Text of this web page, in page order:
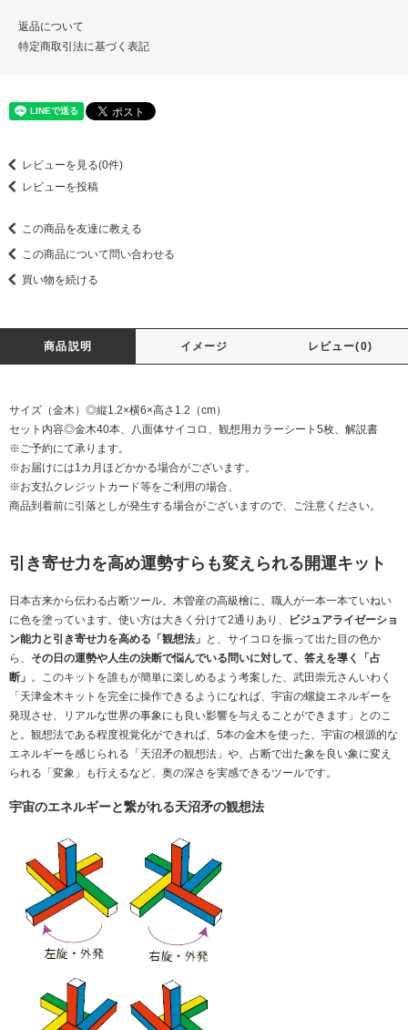
返品について
特定商取引法に基づく表記
レビューを見る(0件)
レビューを投稿
この商品を友達に教える
この商品について問い合わせる
買い物を続ける
商品説明 イメージ レビュー(0)
サイズ（金木）◎縦1.2×横6×高さ1.2（cm）
セット内容◎金木40本、八面体サイコロ、観想用カラーシート5枚、解説書
※ご予約にて承ります。
※お届けには1カ月ほどかかる場合がございます。
※お支払クレジットカード等をご利用の場合、
商品到着前に引落としが発生する場合がございますので、ご注意ください。
引き寄せ力を高め運勢すらも変えられる開運キット
日本古来から伝わる占断ツール。木曽産の高級檜に、職人が一本一本ていねい
に色を塗っています。使い方は大きく分けて2通りあり、
ビジュアライゼーショ
ン能力と引き寄せ力を高める「観想法」 と、サイコロを振って出た目の色か
ら、 その日の運勢や人生の決断で悩んでいる問いに対して、答えを導く「占
断」 。このキットを誰もが簡単に楽しめるよう考案した、武田崇元さんいわく
「天津金木キットを完全に操作できるようになれば、宇宙の螺旋エネルギーを
発現させ、リアルな世界の事象にも良い影響を与えることができます」とのこ
と。観想法である程度視覚化ができれば、5本の金木を使った、宇宙の根源的な
エネルギーを感じられる「天沼矛の観想法」や、占断で出た象を良い象に変え
られる「変象」も行えるなど、奥の深さを実感できるツールです。
宇宙のエネルギーと繋がれる天沼矛の観想法